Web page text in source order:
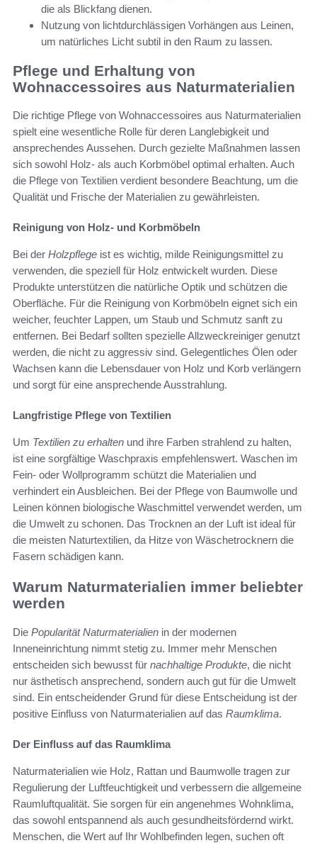
die als Blickfang dienen.
Nutzung von lichtdurchlässigen Vorhängen aus Leinen,
um natürliches Licht subtil in den Raum zu lassen.
Pflege und Erhaltung von
Wohnaccessoires aus Naturmaterialien
Die richtige Pflege von Wohnaccessoires aus Naturmaterialien
spielt eine wesentliche Rolle für deren Langlebigkeit und
ansprechendes Aussehen. Durch gezielte Maßnahmen lassen
sich sowohl Holz- als auch Korbmöbel optimal erhalten. Auch
die Pflege von Textilien verdient besondere Beachtung, um die
Qualität und Frische der Materialien zu gewährleisten.
Reinigung von Holz- und Korbmöbeln
Bei der Holzpflege ist es wichtig, milde Reinigungsmittel zu
verwenden, die speziell für Holz entwickelt wurden. Diese
Produkte unterstützen die natürliche Optik und schützen die
Oberfläche. Für die Reinigung von Korbmöbeln eignet sich ein
weicher, feuchter Lappen, um Staub und Schmutz sanft zu
entfernen. Bei Bedarf sollten spezielle Allzweckreiniger genutzt
werden, die nicht zu aggressiv sind. Gelegentliches Ölen oder
Wachsen kann die Lebensdauer von Holz und Korb verlängern
und sorgt für eine ansprechende Ausstrahlung.
Langfristige Pflege von Textilien
Um Textilien zu erhalten und ihre Farben strahlend zu halten,
ist eine sorgfältige Waschpraxis empfehlenswert. Waschen im
Fein- oder Wollprogramm schützt die Materialien und
verhindert ein Ausbleichen. Bei der Pflege von Baumwolle und
Leinen können biologische Waschmittel verwendet werden, um
die Umwelt zu schonen. Das Trocknen an der Luft ist ideal für
die meisten Naturtextilien, da Hitze von Wäschetrocknern die
Fasern schädigen kann.
Warum Naturmaterialien immer beliebter
werden
Die Popularität Naturmaterialien in der modernen
Inneneinrichtung nimmt stetig zu. Immer mehr Menschen
entscheiden sich bewusst für nachhaltige Produkte, die nicht
nur ästhetisch ansprechend, sondern auch gut für die Umwelt
sind. Ein entscheidender Grund für diese Entscheidung ist der
positive Einfluss von Naturmaterialien auf das Raumklima.
Der Einfluss auf das Raumklima
Naturmaterialien wie Holz, Rattan und Baumwolle tragen zur
Regulierung der Luftfeuchtigkeit und verbessern die allgemeine
Raumluftqualität. Sie sorgen für ein angenehmes Wohnklima,
das sowohl entspannend als auch gesundheitsfördernd wirkt.
Menschen, die Wert auf Ihr Wohlbefinden legen, suchen oft